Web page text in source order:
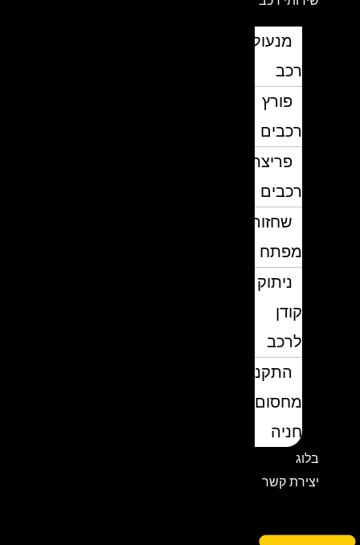
מנעולן
פורץ
רכבים
פריצת
רכבים
שחזור
מפתח
ניתוק
לרכב
התקנת
מחסום
חניה
יצירת קשר